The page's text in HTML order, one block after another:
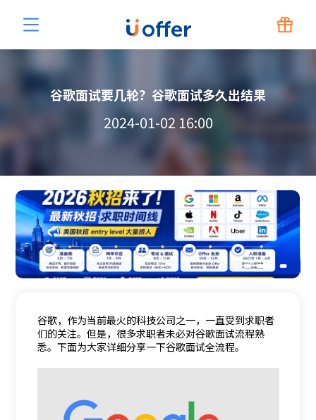
谷歌面试要几轮？谷歌面试多久出结果
2024-01-02 16:00
谷歌，作为当前最火的科技公司之一，一直受到求职者
们的关注。但是，很多求职者未必对谷歌面试流程熟
悉。下面为大家详细分享一下谷歌面试全流程。